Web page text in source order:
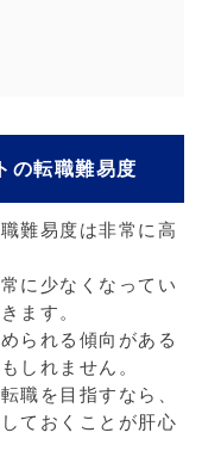
の転職難易度
難易度は非常に高
に少なくなってい
ます。
られる傾向がある
しれません。
職を目指すなら、
ておくことが肝心